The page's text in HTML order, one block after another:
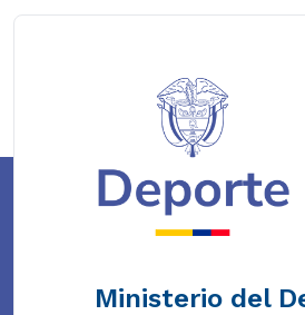
Ministerio del